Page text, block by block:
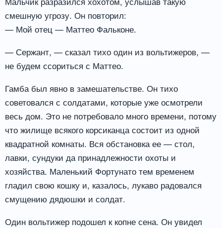
смешную угрозу. Он повторил:
— Мой отец — Маттео Фальконе.
— Сержант, — сказал тихо один из вольтижеров, —
не будем ссориться с Маттео.
Гамба был явно в замешательстве. Он тихо
советовался с солдатами, которые уже осмотрели
весь дом. Это не потребовало много времени, потому
что жилище всякого корсиканца состоит из одной
квадратной комнаты. Вся обстановка ее — стол,
лавки, сундуки да принадлежности охоты и
хозяйства. Маленький Фортунато тем временем
гладил свою кошку и, казалось, лукаво радовался
смущению дядюшки и солдат.
Один вольтижер подошел к копне сена. Он увидел